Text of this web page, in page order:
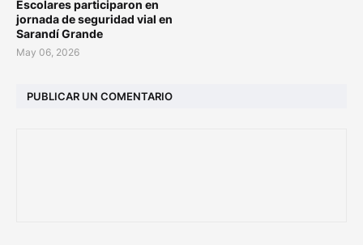
Escolares participaron en
jornada de seguridad vial en
Sarandí Grande
May 06, 2026
PUBLICAR UN COMENTARIO